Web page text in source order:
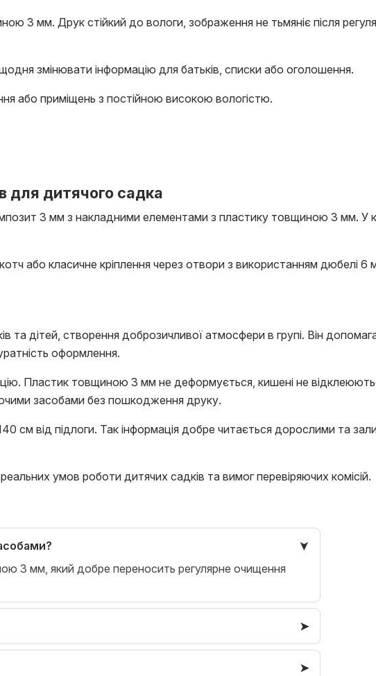
3 мм. Друк стійкий до вологи, зображення не тьмяніє після
змінювати інформацію для батьків, списки або оголошення.
або приміщень з постійною високою вологістю.
для дитячого садка
3 мм з накладними елементами з пластику товщиною 3 мм. У
або класичне кріплення через отвори з використанням дюбелі 6
та дітей, створення доброзичливої атмосфери в групі. Він
оформлення.
Пластик товщиною 3 мм не деформується, кишені не
засобами без пошкодження друку.
см від підлоги. Так інформація добре читається дорослими та
умов роботи дитячих садків та вимог перевіряючих комісій.
3 мм, який добре переносить регулярне очищення